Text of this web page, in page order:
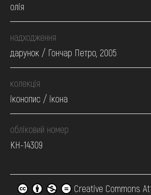
олія
надходження
дарунок / Гончар Петро, 2005
колекція
іконопис / ікона
обліковий номер
КН-14309
Creative Commons